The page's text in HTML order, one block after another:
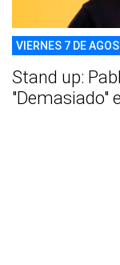
VIERNES 7 DE
Stand up:
"Demasiado"